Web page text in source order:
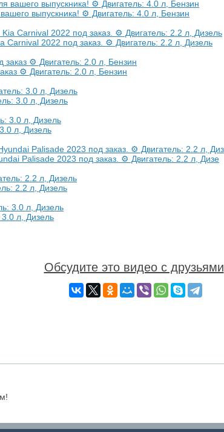
выпускника! ⚙️ Двигатель: 4.0 л, Бензин
2022 под заказ. ⚙️ Двигатель: 2.2 л, Дизель
⚙️ Двигатель: 2.0 л, Бензин
3.0 л, Дизель
л, Дизель
Palisade 2023 под заказ. ⚙️ Двигатель: 2.2 л, Дизе
2.2 л, Дизель
л, Дизель
Обсудите это видео с друзьями